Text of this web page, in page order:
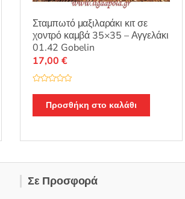
Σταμπωτό μαξιλαράκι κιτ σε
χοντρό καμβά 35×35 – Αγγελάκι
01.42 Gobelin
α
ο
γ
η
ε
μ
17,00 €
Προσθήκη στο καλάθι
Σε Προσφορά